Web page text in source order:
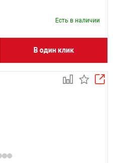
Есть в наличии
В один клик